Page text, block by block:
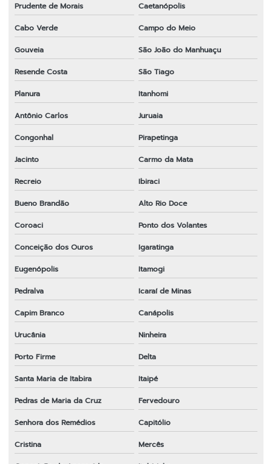
Prudente de Morais
Caetanópolis
Cabo Verde
Campo do Meio
Gouveia
São João do Manhuaçu
Resende Costa
São Tiago
Planura
Itanhomi
Antônio Carlos
Juruaia
Congonhal
Pirapetinga
Jacinto
Carmo da Mata
Recreio
Ibiraci
Bueno Brandão
Alto Rio Doce
Coroaci
Ponto dos Volantes
Conceição dos Ouros
Igaratinga
Eugenópolis
Itamogi
Pedralva
Icaraí de Minas
Capim Branco
Canápolis
Urucânia
Ninheira
Porto Firme
Delta
Santa Maria de Itabira
Itaipé
Pedras de Maria da Cruz
Fervedouro
Senhora dos Remédios
Capitólio
Cristina
Mercês